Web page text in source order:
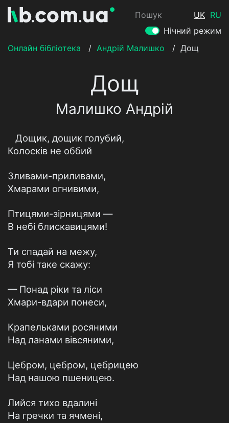
Пошук UK RU
Нічний режим
Онлайн бібліотека
/ Андрій Малишко / Дощ
Дощ
Малишко Андрій
Дощик, дощик голубий,
Колосків не оббий
Зливами-приливами,
Хмарами огнивими,
Птицями-зірницями —
В небі блискавицями!
Ти спадай на межу,
Я тобі таке скажу:
— Понад ріки та ліси
Хмари-вдари понеси,
Крапельками росяними
Над ланами вівсяними,
Цебром, цебром, цебрицею
Над нашою пшеницею.
Лийся тихо вдалині
На гречки та ячмені,